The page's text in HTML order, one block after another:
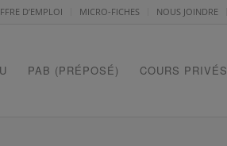
D’EMPLOI MICRO-FICHES NOUS JOINDRE
PAB (PRÉPOSÉ) COURS PRIVÉS